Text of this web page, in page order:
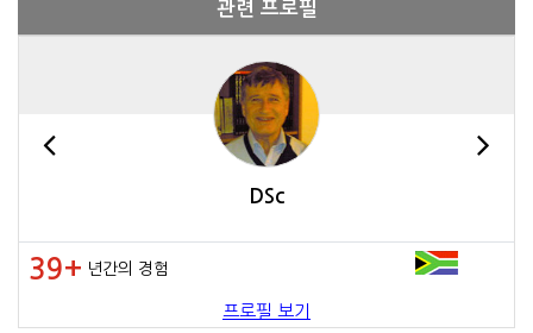
관련 프로필
DSc
39+ 년간의 경험
프로필 보기